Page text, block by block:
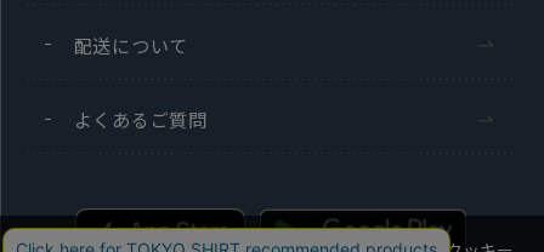
配送について
よくあるご質問